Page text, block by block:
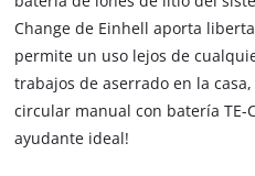
Change de Einhell aporta
permite un uso lejos de
trabajos de aserrado en la
circular manual con batería TE-
ayudante ideal!